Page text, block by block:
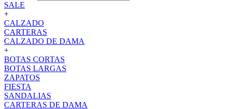
SALE
+
CALZADO
CARTERAS
CALZADO DE DAMA
+
BOTAS CORTAS
BOTAS LARGAS
ZAPATOS
FIESTA
SANDALIAS
CARTERAS DE DAMA